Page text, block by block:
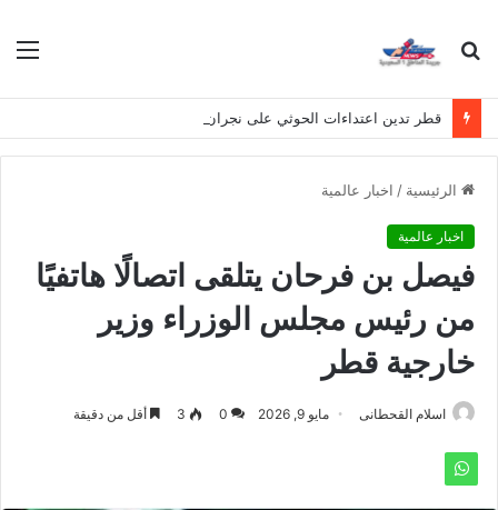
بحث
الرئيسية / اخبار عالمية
اخبار عالمية
فيصل بن فرحان يتلقى اتصالًا هاتفيًا
من رئيس مجلس الوزراء وزير
خارجية قطر
اسلام القحطانى مايو 9, 2026 0
3 أقل من دقيقة